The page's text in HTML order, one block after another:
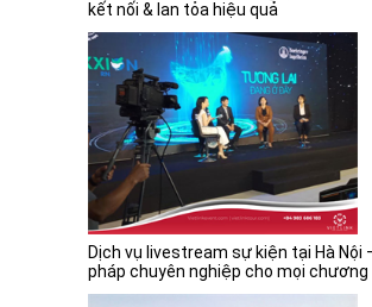
kết nối & lan tỏa hiệu quả
Dịch vụ livestream sự kiện tại Hà Nội
pháp chuyên nghiệp cho mọi chương